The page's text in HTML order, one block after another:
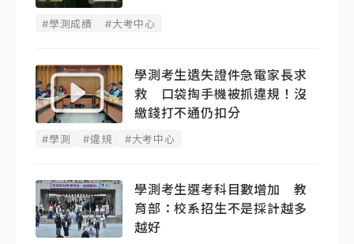
#學測成績 #大考中心
學測考生遺失證件急電家長求
救 口袋掏手機被抓違規！沒
繳錢打不通仍扣分
#學測 #違規 #大考中心
學測考生選考科目數增加 教
育部：校系招生不是採計越多
越好